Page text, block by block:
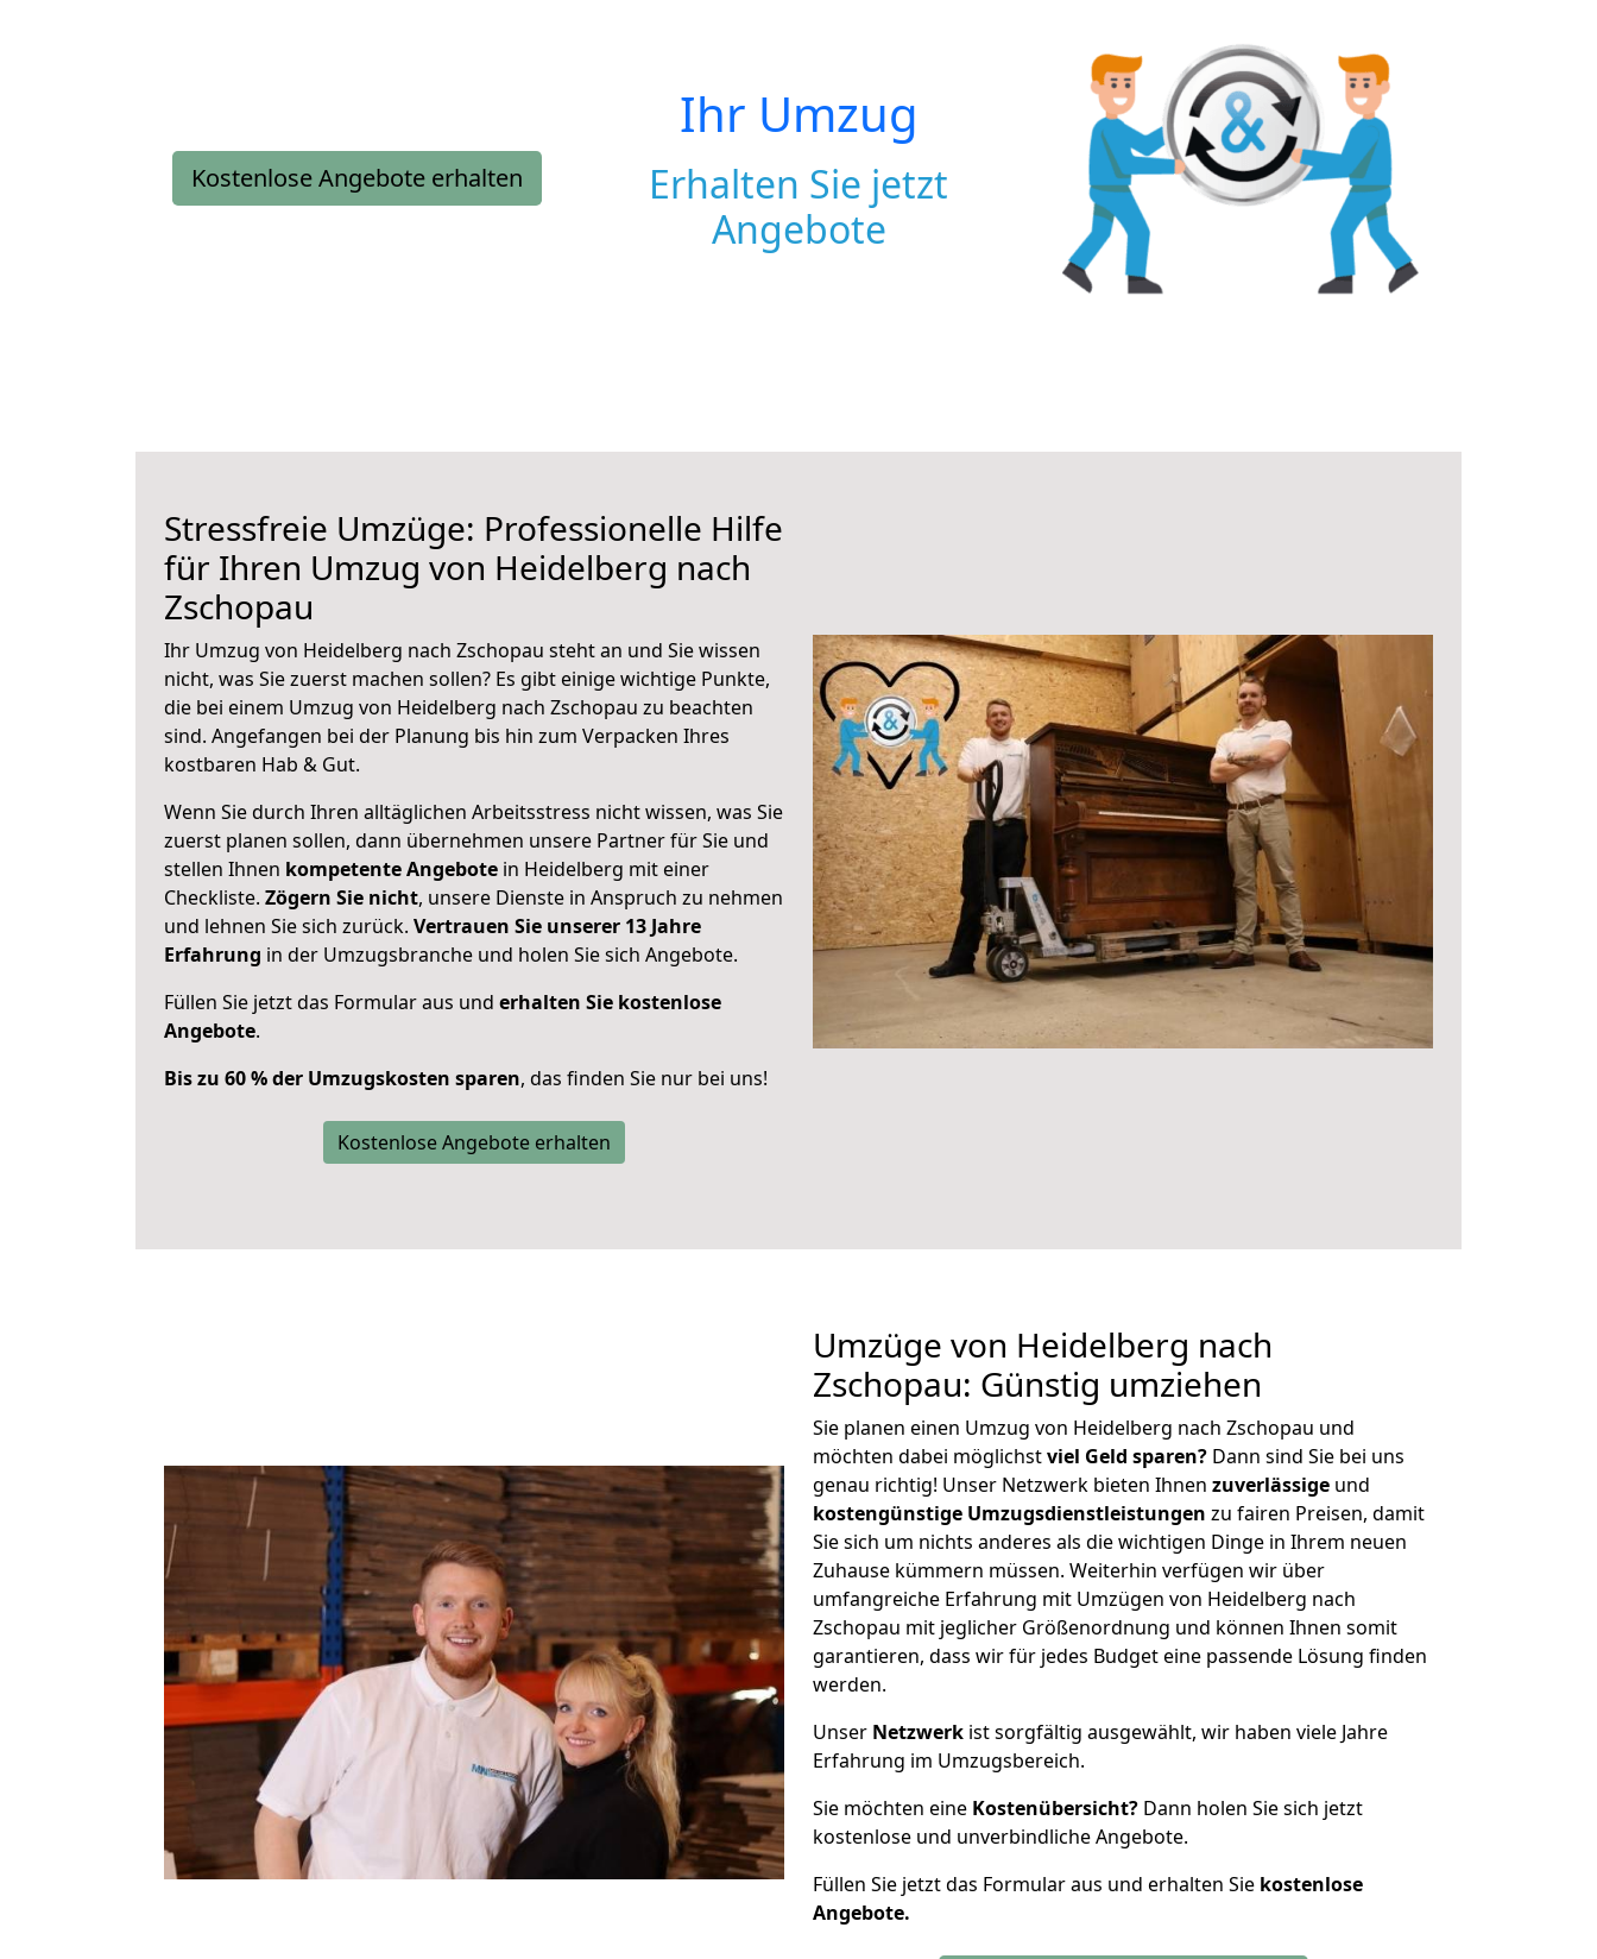
Kostenlose Angebote erhalten
Ihr Umzug
Erhalten Sie jetzt
Angebote
Stressfreie Umzüge: Professionelle Hilfe
für Ihren Umzug von Heidelberg nach
Zschopau
Ihr Umzug von Heidelberg nach Zschopau steht an und Sie wissen
nicht, was Sie zuerst machen sollen? Es gibt einige wichtige Punkte,
die bei einem Umzug von Heidelberg nach Zschopau zu beachten
sind. Angefangen bei der Planung bis hin zum Verpacken Ihres
kostbaren Hab & Gut.
Wenn Sie durch Ihren alltäglichen Arbeitsstress nicht wissen, was Sie
zuerst planen sollen, dann übernehmen unsere Partner für Sie und
stellen Ihnen kompetente Angebote in Heidelberg mit einer
Checkliste. Zögern Sie nicht, unsere Dienste in Anspruch zu nehmen
und lehnen Sie sich zurück. Vertrauen Sie unserer 13 Jahre
Erfahrung in der Umzugsbranche und holen Sie sich Angebote.
Füllen Sie jetzt das Formular aus und erhalten Sie kostenlose
Angebote.
Bis zu 60 % der Umzugskosten sparen, das finden Sie nur bei uns!
Kostenlose Angebote erhalten
Umzüge von Heidelberg nach
Zschopau: Günstig umziehen
Sie planen einen Umzug von Heidelberg nach Zschopau und
möchten dabei möglichstviel Geld sparen? Dann sind Sie bei uns
genau richtig! Unser Netzwerk bieten Ihnen zuverlässige und
kostengünstige Umzugsdienstleistungen zu fairen Preisen, damit
Sie sich um nichts anderes als die wichtigen Dinge in Ihrem neuen
Zuhause kümmern müssen. Weiterhin verfügen wir über
umfangreiche Erfahrung mit Umzügen von Heidelberg nach
Zschopau mit jeglicher Größenordnung und können Ihnen somit
garantieren, dass wir für jedes Budget eine passende Lösung finden
werden.
Unser Netzwerk ist sorgfältig ausgewählt, wir haben viele Jahre
Erfahrung im Umzugsbereich.
Sie möchten eine Kostenübersicht? Dann holen Sie sich jetzt
kostenlose und unverbindliche Angebote.
Füllen Sie jetzt das Formular aus und erhalten Sie kostenlose
Angebote.